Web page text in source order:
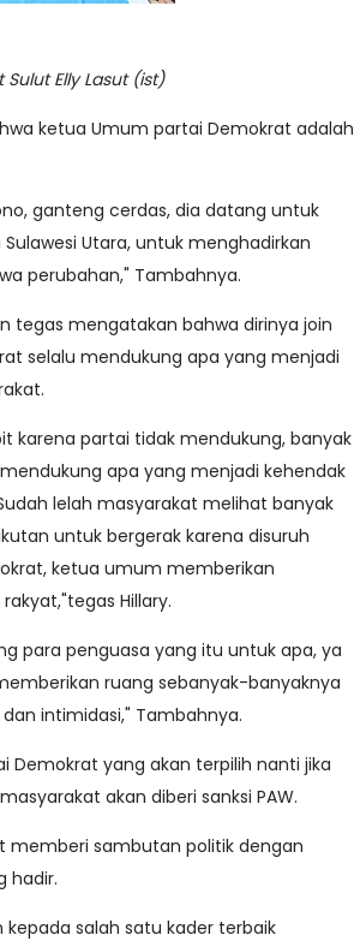
Sulut Elly Lasut (ist)
ketua Umum partai Demokrat adalah
ganteng cerdas, dia datang untuk
Utara, untuk menghadirkan
perubahan," Tambahnya.
tegas mengatakan bahwa dirinya join
selalu mendukung apa yang menjadi
karena partai tidak mendukung, banyak
apa yang menjadi kehendak
lelah masyarakat melihat banyak
untuk bergerak karena disuruh
ketua umum memberikan
Hillary.
para penguasa yang itu untuk apa, ya
ruang sebanyak-banyaknya
intimidasi," Tambahnya.
Demokrat yang akan terpilih nanti jika
akan diberi sanksi PAW.
memberi sambutan politik dengan
hadir.
kepada salah satu kader terbaik